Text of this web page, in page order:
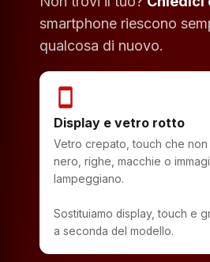
smartphone riescono
qualcosa di nuovo.
smartphone
Display e vetro rotto
Vetro crepato, touch che
nero, righe, macchie o
lampeggiano.
Sostituiamo display, touch e
a seconda del modello.